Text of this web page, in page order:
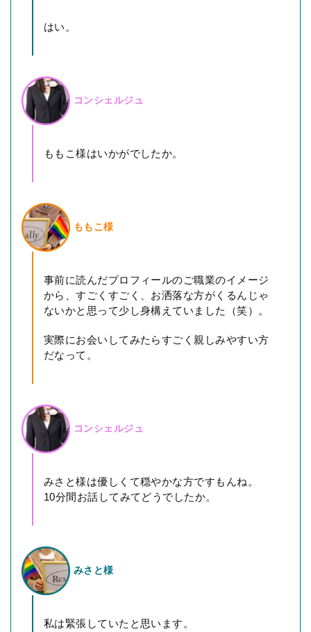
はい。
コンシェルジュ
ももこ様はいかがでしたか。
ももこ様
事前に読んだプロフィールのご職業のイメージ
から、すごくすごく、お洒落な方がくるんじゃ
ないかと思って少し身構えていました（笑）。
実際にお会いしてみたらすごく親しみやすい方
だなって。
コンシェルジュ
みさと様は優しくて穏やかな方ですもんね。
10分間お話してみてどうでしたか。
みさと様
私は緊張していたと思います。